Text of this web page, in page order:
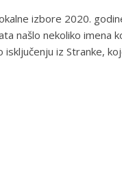
izbore 2020.
našlo nekoliko imena
iz Stranke,